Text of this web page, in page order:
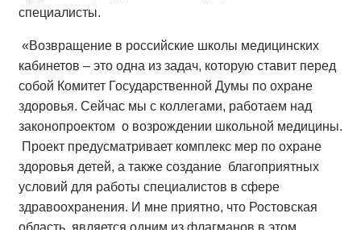
специалисты.
«Возвращение в российские школы медицинских
кабинетов – это одна из задач, которую ставит перед
собой Комитет Государственной Думы по охране
здоровья. Сейчас мы с коллегами, работаем над
законопроектом о возрождении школьной медицины.
Проект предусматривает комплекс мер по охране
здоровья детей, а также создание благоприятных
условий для работы специалистов в сфере
здравоохранения. И мне приятно, что Ростовская
область, является одним из флагманов в этом